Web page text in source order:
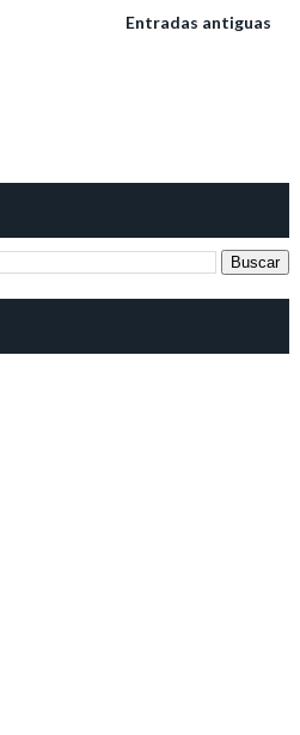
Entradas antiguas